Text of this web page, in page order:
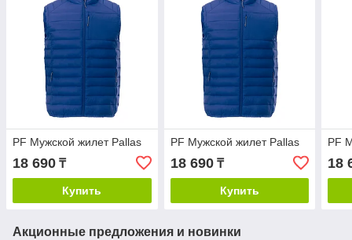
PF Мужской жилет Pallas
18 690 ₸
Купить
PF Мужской жилет Pallas
18 690₸
Купить
PF
18
Акционные предложения и новинки